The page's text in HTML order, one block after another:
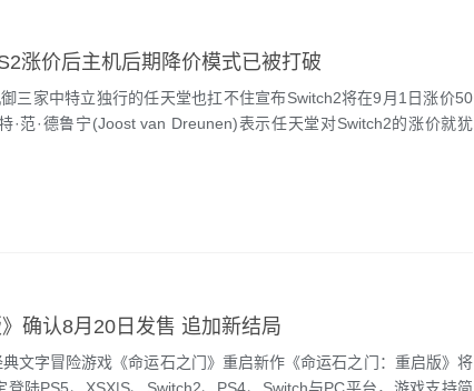
涨价后主机后期降价模式已被打破
家中特立独行的任天堂也扛不住宣布Switch2将在9月1日涨价50
·范·德鲁宁(Joost van Dreunen)表示任天堂对Switch2的涨价就犹
确认8月20日发售 追加新结局
字冒险游戏《命运石之门》重启新作《命运石之门：重启版》将